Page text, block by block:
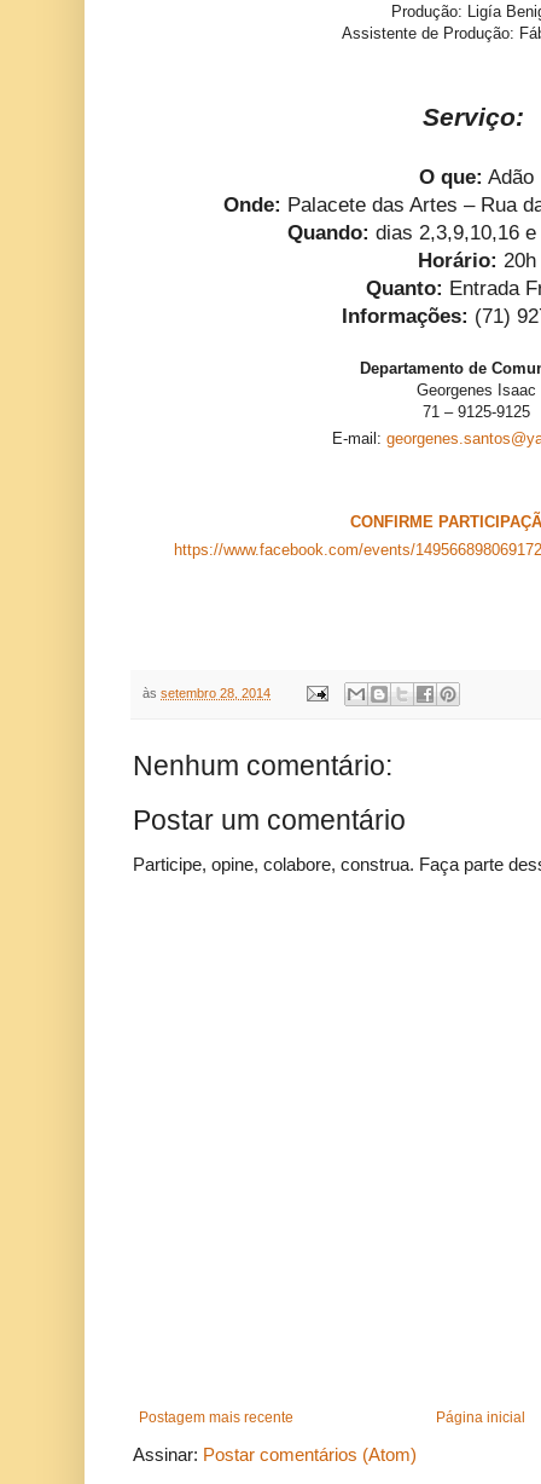
Produção: Ligía
Assistente de Produção:
Serviço:
O que: Adão
Onde: Palacete das Artes – Rua
Quando: dias 2,3,9,10,16
Horário: 20h
Quanto: Entrada
Informações: (71)
Departamento de
Georgenes Isaac
71 – 9125-9125
E-mail:
CONFIRME
https://www.facebook.com/events/
às setembro 28, 2014
Nenhum comentário:
Postar um comentário
Participe, opine, colabore, construa. Faça parte
Postagem mais recente Página inicial
Assinar: Postar comentários (Atom)